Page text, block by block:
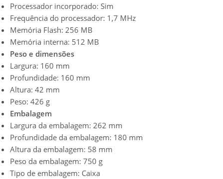
Processador incorporado: Sim
Frequência do processador: 1,7 MHz
Memória Flash: 256 MB
Memória interna: 512 MB
Peso e dimensões
Largura: 160 mm
Profundidade: 160 mm
Altura: 42 mm
Peso: 426 g
Embalagem
Largura da embalagem: 262 mm
Profundidade da embalagem: 180 mm
Altura da embalagem: 58 mm
Peso da embalagem: 750 g
Tipo de embalagem: Caixa